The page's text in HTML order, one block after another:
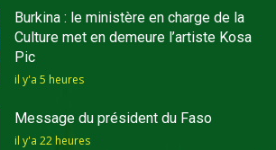
Burkina : le ministère en charge de la
Culture met en demeure l’artiste Kosa
Pic
il y'a 5 heures
Message du président du Faso
il y'a 22 heures